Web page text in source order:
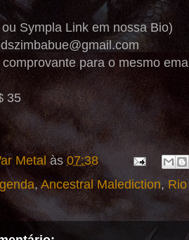
Sympla Link em nossa Bio)
para o mesmo
35
Metal às 07:38
,Ancestral Malediction,